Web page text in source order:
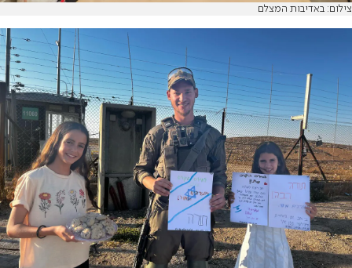
צילום: באדיבות המצלם